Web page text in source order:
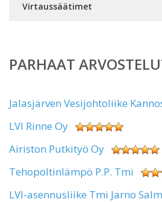
Virtaussäätimet
PARHAAT
Jalasjärven Vesijohtoliike
LVI Rinne Oy
Airiston Putkityö Oy
Tehopoltinlämpö P.P. Tmi
LVI-asennusliike Tmi Jarno